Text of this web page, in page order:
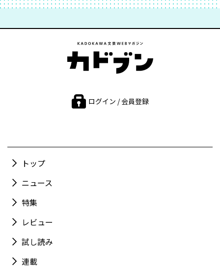
ログイン / 会員登録
トップ
ニュース
特集
レビュー
試し読み
連載